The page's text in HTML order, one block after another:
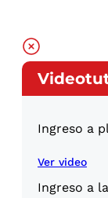
Ingreso a
Ver video
Ingreso a